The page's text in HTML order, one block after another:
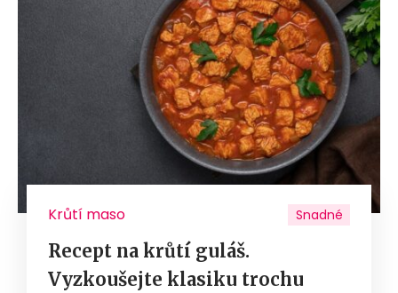
Krůtí maso Snadné
Recept na krůtí guláš.
Vyzkoušejte klasiku trochu